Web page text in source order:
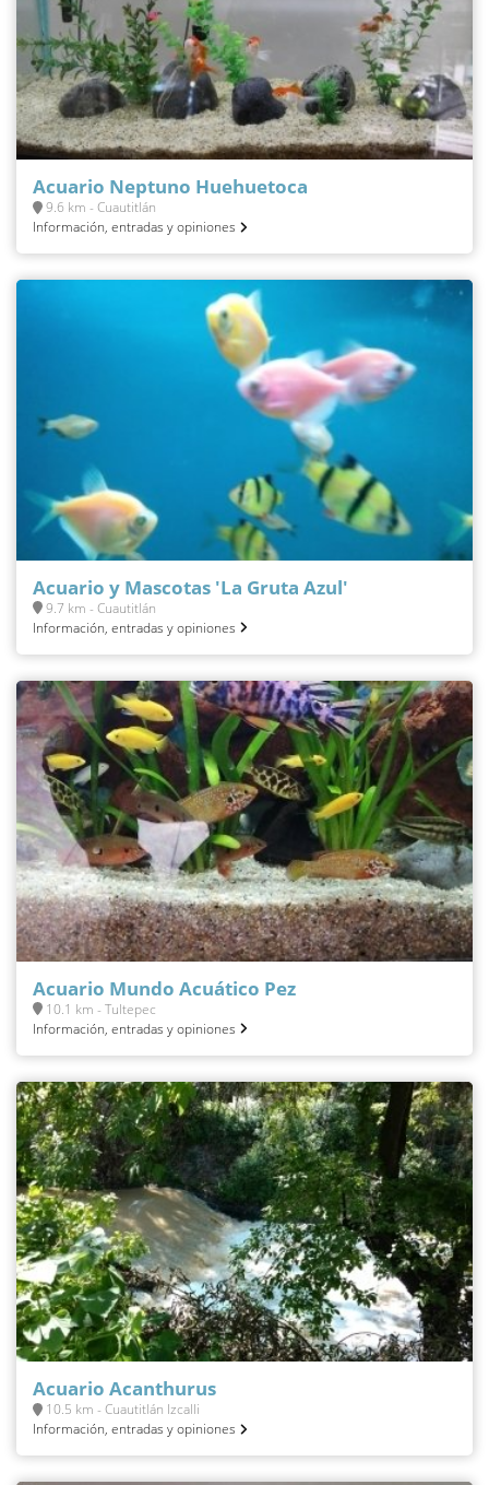
Acuario Neptuno Huehuetoca
9.6 km - Cuautitlán
Información, entradas y opiniones
Acuario y Mascotas 'La Gruta Azul'
9.7 km - Cuautitlán
Información, entradas y opiniones
Acuario Mundo Acuático Pez
10.1 km - Tultepec
Información, entradas y opiniones
Acuario Acanthurus
10.5 km - Cuautitlán Izcalli
Información, entradas y opiniones